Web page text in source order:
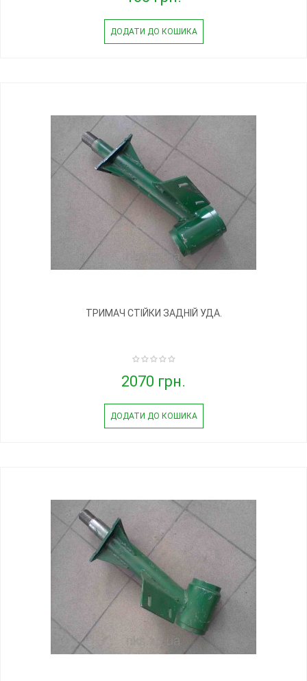
ДОДАТИ ДО КОШИКА
ТРИМАЧ СТІЙКИ ЗАДНІЙ УДА.
2070 грн.
ДОДАТИ ДО КОШИКА